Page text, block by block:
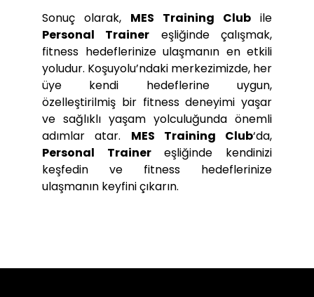
Sonuç olarak, MES Training Club ile
Personal Trainer eşliğinde çalışmak,
fitness hedeflerinize ulaşmanın en etkili
yoludur. Koşuyolu’ndaki merkezimizde, her
üye kendi hedeflerine uygun,
özelleştirilmiş bir fitness deneyimi yaşar
ve sağlıklı yaşam yolculuğunda önemli
adımlar atar. MES Training Club‘da,
Personal Trainereşliğinde kendinizi
keşfedin ve fitness hedeflerinize
ulaşmanın keyfini çıkarın.